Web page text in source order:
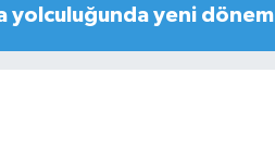
yolculuğunda yeni dönem